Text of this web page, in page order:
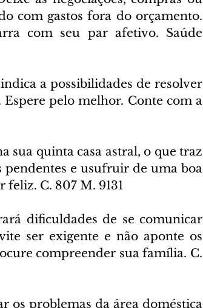
com gastos fora do orçamento.
com seu par afetivo. Saúde
a possibilidades de resolver
pelo melhor. Conte com a
sua quinta casa astral, o que traz
pendentes e usufruir de uma boa
feliz. C. 807 M. 9131
dificuldades de se comunicar
ser exigente e não aponte os
compreender sua família. C.
os problemas da área doméstica